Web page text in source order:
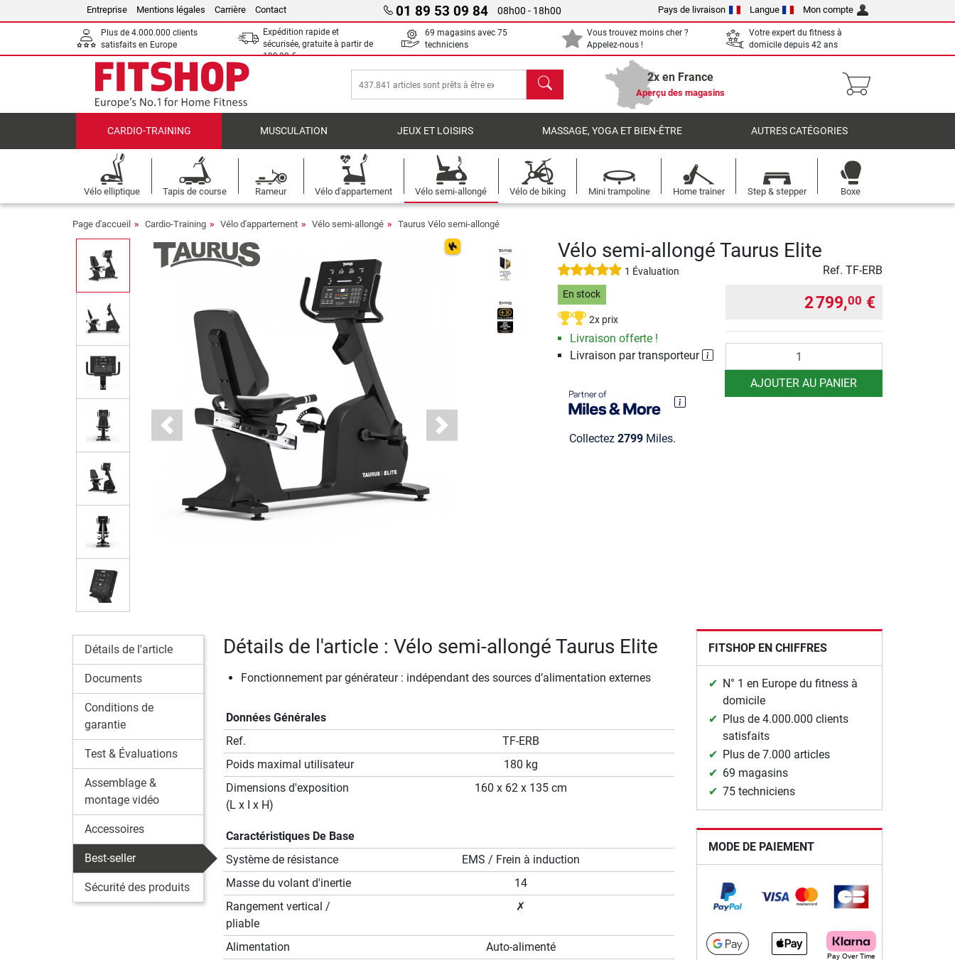
Entreprise Mentions légales Carrière Contact 01 89 53 09 84 08h00 - 18h00 Pays de livraison Langue Mon compte
Plus de 4.000.000 clients
satisfaits en Europe
Expédition rapide et
sécurisée, gratuite à partir de
199,00 €
69 magasins avec 75
techniciens
Vous trouvez moins cher ?
Appelez-nous !
Votre expert du fitness à
domicile depuis 42 ans
chercher 2x en France
Aperçu des magasins
CARDIO-TRAINING MUSCULATION JEUX ET LOISIRS MASSAGE, YOGA ET BIEN-ÊTRE AUTRES CATÉGORIES
Vélo elliptique Tapis de course Rameur Vélo d'appartement Vélo semi-allongé Vélo de biking Mini trampoline Home trainer Step & stepper Boxe
Page d'accueil Cardio-Training Vélo d'appartement Vélo semi-allongé Taurus Vélo semi-allongé
Previous Next
Vélo semi-allongé Taurus Elite
1 Évaluation Ref. TF-ERB
En stock
2x prix
Livraison offerte !
Livraison par transporteur
Collectez 2799Miles.
2 799,00 €
AJOUTER AU PANIER
Détails de l'article
Documents
Conditions de
garantie
Test & Évaluations
Assemblage &
montage vidéo
Accessoires
Best-seller
Sécurité des produits
Détails de l'article : Vélo semi-allongé Taurus Elite
Fonctionnement par générateur : indépendant des sources d’alimentation externes
Données Générales
Ref.
TF-ERB
Poids maximal utilisateur
180 kg
Dimensions d'exposition
(L x I x H)
160 x 62 x 135 cm
Caractéristiques De Base
Système de résistance
EMS / Frein à induction
Masse du volant d'inertie
14
Rangement vertical /
pliable
✗
Alimentation
Auto-alimenté
FITSHOP EN CHIFFRES
N° 1 en Europe du fitness à
domicile
Plus de 4.000.000 clients
satisfaits
Plus de 7.000 articles
69 magasins
75 techniciens
MODE DE PAIEMENT